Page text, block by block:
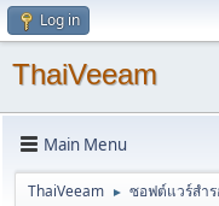
Log in
ThaiVeeam
Main Menu
ThaiVeeam ► ซอฟต์แวร์สำ